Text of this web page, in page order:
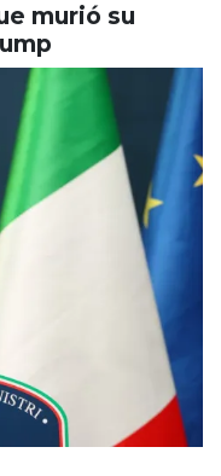
murió su